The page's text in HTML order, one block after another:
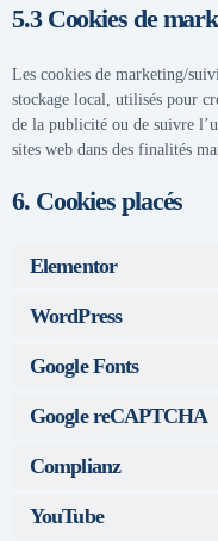
5.3 Cookies de
Les cookies de marketing/
stockage local, utilisés pour
de la publicité ou de suivre
sites web dans des finalités
6. Cookies placés
Elementor
WordPress
Google Fonts
Google reCAPTCHA
Complianz
YouTube